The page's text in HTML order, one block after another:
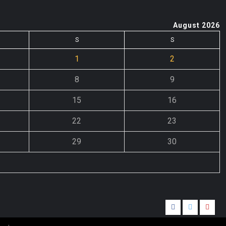
August 2026
S S
1 2
8 9
15 16
22 23
29 30
Facebook
Twitter